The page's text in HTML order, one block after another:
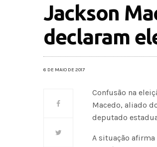
Jackson
declaram
6 DE MAIO DE 2017
Confusão na
Macedo, aliado
deputado
A situação afirma